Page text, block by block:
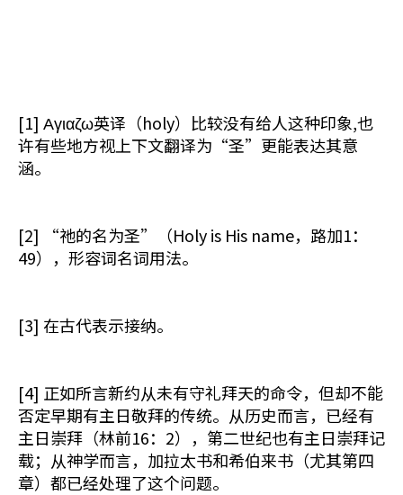
[1] Αγιαζω英译（holy）比较没有给人这种印象,也
许有些地方视上下文翻译为“圣”更能表达其意
涵。
[2] “祂的名为圣”（Holy is His name，路加1：
49），形容词名词用法。
[3] 在古代表示接纳。
[4] 正如所言新约从未有守礼拜天的命令，但却不能
否定早期有主日敬拜的传统。从历史而言，已经有
主日崇拜（林前16：2），第二世纪也有主日崇拜记
载；从神学而言，加拉太书和希伯来书（尤其第四
章）都已经处理了这个问题。